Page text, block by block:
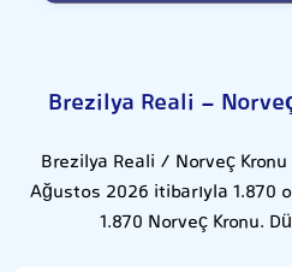
Brezilya Reali -
Brezilya Reali / Norveç
Ağustos 2026 itibarıyla 1.870
1.870 Norveç Kronu.